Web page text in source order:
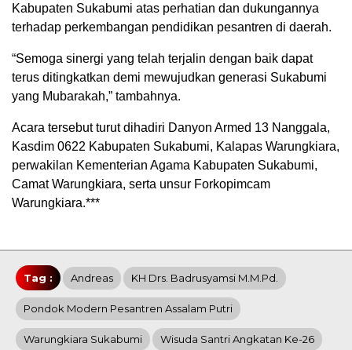
Kabupaten Sukabumi atas perhatian dan dukungannya
terhadap perkembangan pendidikan pesantren di daerah.
“Semoga sinergi yang telah terjalin dengan baik dapat
terus ditingkatkan demi mewujudkan generasi Sukabumi
yang Mubarakah,” tambahnya.
Acara tersebut turut dihadiri Danyon Armed 13 Nanggala,
Kasdim 0622 Kabupaten Sukabumi, Kalapas Warungkiara,
perwakilan Kementerian Agama Kabupaten Sukabumi,
Camat Warungkiara, serta unsur Forkopimcam
Warungkiara.***
Tag : Andreas KH Drs. Badrusyamsi M.M.Pd.
Pondok Modern Pesantren Assalam Putri
Warungkiara Sukabumi Wisuda Santri Angkatan Ke-26